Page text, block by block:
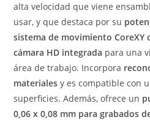
alta velocidad que viene
usar, y que destaca por su
sistema de movimiento CoreXY
cámara HD integrada para una
área de trabajo. Incorpora
materiales y es compatible con
superficies. Además, ofrece un
0,06 x 0,08 mm para grabados